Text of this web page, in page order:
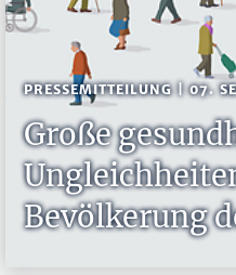
PRESSEMITTEILUNG | 07.
Große
Bevölkerung